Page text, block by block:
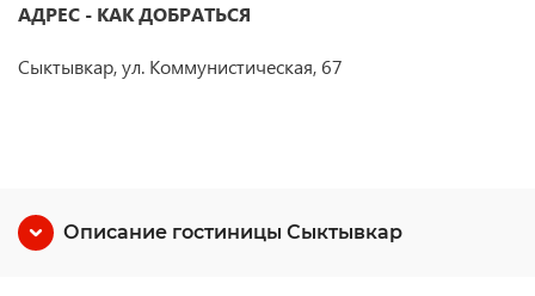
АДРЕС - КАК ДОБРАТЬСЯ
Сыктывкар, ул. Коммунистическая, 67
Описание гостиницы Сыктывкар